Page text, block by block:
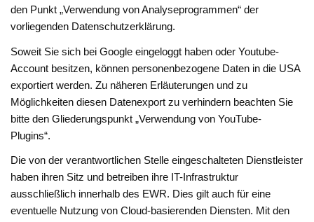
den Punkt „Verwendung von Analyseprogrammen“ der
vorliegenden Datenschutzerklärung.
Soweit Sie sich bei Google eingeloggt haben oder Youtube-
Account besitzen, können personenbezogene Daten in die USA
exportiert werden. Zu näheren Erläuterungen und zu
Möglichkeiten diesen Datenexport zu verhindern beachten Sie
bitte den Gliederungspunkt „Verwendung von YouTube-
Plugins“.
Die von der verantwortlichen Stelle eingeschalteten Dienstleister
haben ihren Sitz und betreiben ihre IT-Infrastruktur
ausschließlich innerhalb des EWR. Dies gilt auch für eine
eventuelle Nutzung von Cloud-basierenden Diensten. Mit den